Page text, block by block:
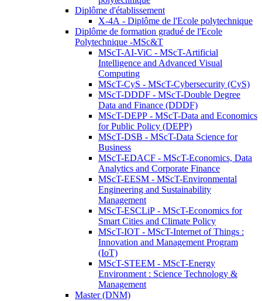
Diplôme d'établissement
X-4A - Diplôme de l'Ecole polytechnique
Diplôme de formation gradué de l'Ecole
Polytechnique -MSc&T
MScT-AI-ViC - MScT-Artificial
Intelligence and Advanced Visual
Computing
MScT-CyS - MScT-Cybersecurity (CyS)
MScT-DDDF - MScT-Double Degree
Data and Finance (DDDF)
MScT-DEPP - MScT-Data and Economics
for Public Policy (DEPP)
MScT-DSB - MScT-Data Science for
Business
MScT-EDACF - MScT-Economics, Data
Analytics and Corporate Finance
MScT-EESM - MScT-Environmental
Engineering and Sustainability
Management
MScT-ESCLiP - MScT-Economics for
Smart Cities and Climate Policy
MScT-IOT - MScT-Internet of Things :
Innovation and Management Program
(IoT)
MScT-STEEM - MScT-Energy
Environment : Science Technology &
Management
Master (DNM)